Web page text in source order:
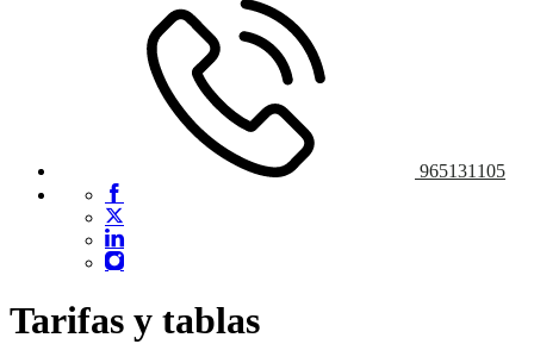
965131105
Tarifas y tablas